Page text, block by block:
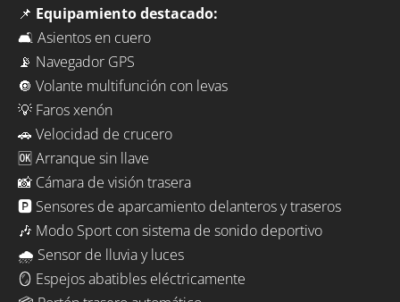
📌 Equipamiento destacado:
🛋️ Asientos en cuero
📡 Navegador GPS
🔘 Volante multifunción con levas
💡 Faros xenón
🚗 Velocidad de crucero
🆗 Arranque sin llave
📸 Cámara de visión trasera
🅿️ Sensores de aparcamiento delanteros y traseros
🎶 Modo Sport con sistema de sonido deportivo
🌧️ Sensor de lluvia y luces
🪞 Espejos abatibles eléctricamente